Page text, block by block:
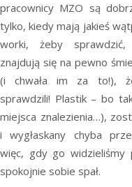
pracownicy MZO są
tylko, kiedy mają jakieś
worki, żeby
znajdują się na pewno
(i chwała im za to!),
sprawdzili! Plastik – bo
miejsca znalezienia…),
i wygłaskany chyba
więc, gdy go widzieliśmy
spokojnie sobie spał.